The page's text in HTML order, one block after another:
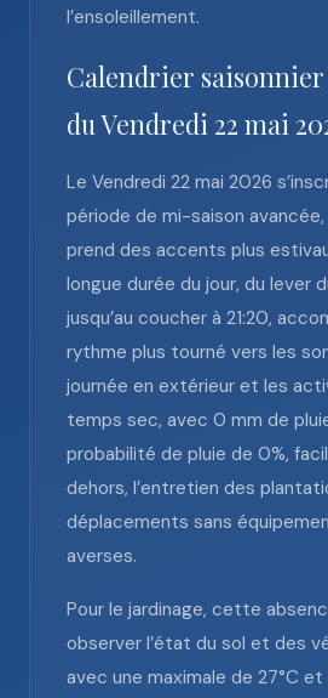
l’ensoleillement.
Calendrier
du Vendredi 22 mai
Le Vendredi 22 mai 2026
période de mi-saison
prend des accents plus
longue durée du jour, du lever
jusqu’au coucher à 21:20,
rythme plus tourné vers les
journée en extérieur et les
temps sec, avec 0 mm de
probabilité de pluie de 0%,
dehors, l’entretien des
déplacements sans
averses.
Pour le jardinage, cette
observer l’état du sol et des
avec une maximale de 27°C